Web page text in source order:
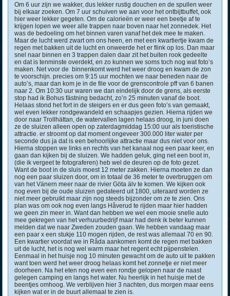
Om 6 uur zijn we wakker, dus lekker rustig douchen en de spullen weer
bij elkaar zoeken. Om 7 uur schuiven we aan voor het ontbijtbuffet, ook
hier weer lekker gegeten. Om de calorieën er weer een beetje af te
krijgen lopen we weer alle trappen naar boven naar het zonnedek. Het
was de bedoeling om het binnen varen vanaf het dek mee te maken.
Maar de lucht werd zwart om ons heen, en met een kwartiertje kwam de
regen met bakken uit de lucht en onweerde het er flink op los. Dan maar
snel naar binnen en 3 trappen dalen daar zit het buiten rook gedeelte
en dat is tenminste overdekt, en zo kunnen we soms toch nog wat foto’s
maken. Net voor de binnenkomt werd het weer droog en kwam de zon
te voorschijn. precies om 9:15 uur mochten we naar beneden naar de
auto’s, maar dan kom je in de file voor de grenscontrole pff van 6 banen
naar 2. Om 10:30 uur waren we dan eindelijk door de grens, als eerste
stop had ik Bohus fästning bedacht, zo’n 25 minuten vanaf de boot.
Helaas stond het fort in de steigers en er dus geen foto’s van gemaakt,
wel even lekker rondgewandeld en schaapjes gezien. Hierna rijden we
door naar Trollhättan, de watervallen lagen helaas droog, in juni doen
ze de sluizen alleen open op zaterdagmiddag 15:00 uur als toeristische
attractie. er stroomt op dat moment ongeveer 300.000 liter water per
seconde dus ja dat is een behoorlijke attractie maar dus niet voor ons.
Hierna stoppen we links en rechts van het kanaal nog een paar keer, en
gaan dan kijken bij de sluizen. We hadden geluk, ging net een boot in,
(die ik vergeet te fotograferen) heb wel de deuren op de foto gezet.
Want de boot in de sluis moest 12 meter zakken. Hierna moeten ze dan
nog een paar sluizen door, om in totaal de 36 meter te overbruggen om
van het Vänern meer naar de rivier Göta älv te komen. We kijken ook
nog even bij de oude sluizen gedateerd uit 1800, uiteraard worden ze
niet meer gebruikt maar zijn nog steeds bijzonder om ze te zien. Ons
plan was om ook nog even langs Håverud te rijden maar hier hadden
we geen zin meer in. Want dan hebben we wel een mooie snelle auto
mee gekregen van het verhuurbedrijf maar had denk ik beter kunnen
melden dat we naar Zweden zouden gaan. We hebben vandaag maar
een paar x een stukje 110 mogen rijden, de rest was allemaal 70 en 90.
Een kwartier voordat we in Råda aankomen komt de regen met bakken
uit de lucht, het is nog wel warm maar het regent echt pijpenstelen.
Eenmaal in het huisje nog 10 minuten gewacht om de auto uit te pakken
want toen werd het weer droog helaas komt het zonnetje er niet meer
doorheen. Na het eten nog even een rondje gelopen naar de naast
gelegen camping en langs het water. Nu heerlijk in het huisje met de
beentjes omhoog. We verblijven hier 3 nachten, dus morgen maar eens
kijken wat er in de buurt allemaal te zien is.